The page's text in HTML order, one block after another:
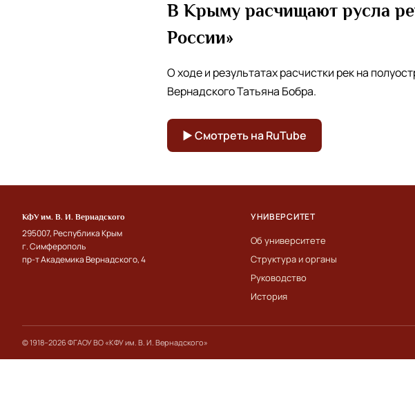
В Крыму расчищают русла
России»
О ходе и результатах расчистки рек на
Вернадского Татьяна Бобра.
▶ Смотреть на RuTube
КФУ им. В. И. Вернадского
295007, Республика Крым
г. Симферополь
пр-т Академика Вернадского, 4
УНИВЕРСИТЕТ
Об университете
Структура и органы
Руководство
История
© 1918–2026 ФГАОУ ВО «КФУ им. В. И. Вернадского»